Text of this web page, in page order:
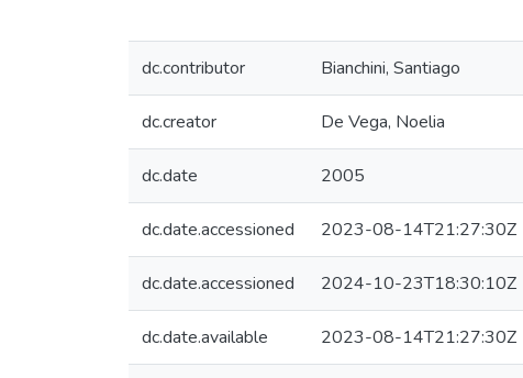
dc.contributor Bianchini, Santiago
dc.creator De Vega, Noelia
dc.date 2005
dc.date.accessioned 2023-08-14T21:27:30Z
dc.date.accessioned 2024-10-23T18:30:10Z
dc.date.available 2023-08-14T21:27:30Z